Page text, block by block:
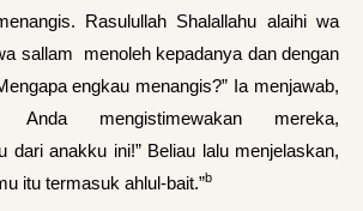
Rasulullah Shalallahu alaihi wa
sallam menoleh kepadanya dan dengan
engkau menangis?” Ia menjawab,
Anda mengistimewakan mereka,
dari anakku ini!” Beliau lalu menjelaskan,
itu terma­suk ahlul-bait.”b